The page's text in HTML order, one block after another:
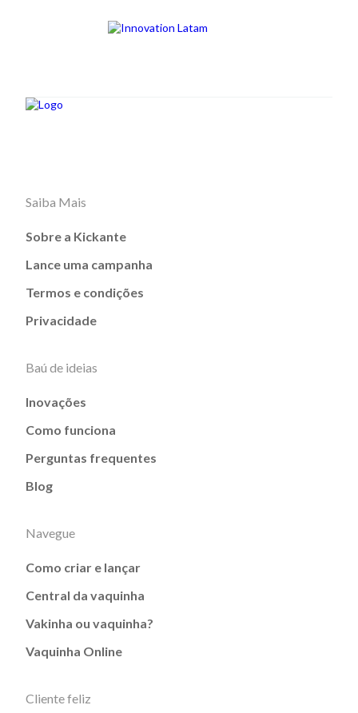
Saiba Mais
Sobre a Kickante
Lance uma campanha
Termos e condições
Privacidade
Baú de ideias
Inovações
Como funciona
Perguntas frequentes
Blog
Navegue
Como criar e lançar
Central da vaquinha
Vakinha ou vaquinha?
Vaquinha Online
Cliente feliz